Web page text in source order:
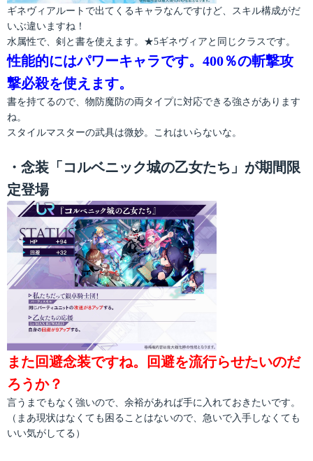
ギネヴィアルートで出てくるキャラなんですけど、スキル構成がだ
いぶ違いますね！
水属性で、剣と書を使えます。★5ギネヴィアと同じクラスです。
性能的にはパワーキャラです。400％の斬撃攻
撃必殺を使えます。
書を持てるので、物防魔防の両タイプに対応できる強さがあります
ね。
スタイルマスターの武具は微妙。これはいらないな。
・念装「コルベニック城の乙女たち」が期間限
定登場
また回避念装ですね。回避を流行らせたいのだ
ろうか？
言うまでもなく強いので、余裕があれば手に入れておきたいです。
（まあ現状はなくても困ることはないので、急いで入手しなくても
いい気がしてる）